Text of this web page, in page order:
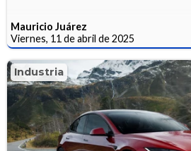
Mauricio Juárez
Viernes, 11 de abril de 2025
Industria